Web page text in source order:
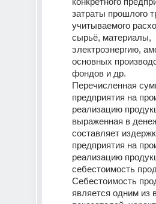
затраты прошлого
учитываемого
сырьё, материалы,
электроэнергию,
основных
фондов и др.
Перечисленная
предприятия на
реализацию
выраженная в
составляет
предприятия на
реализацию
себестоимость
Себестоимость
является одним из